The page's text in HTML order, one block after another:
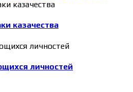
казачества
личностей